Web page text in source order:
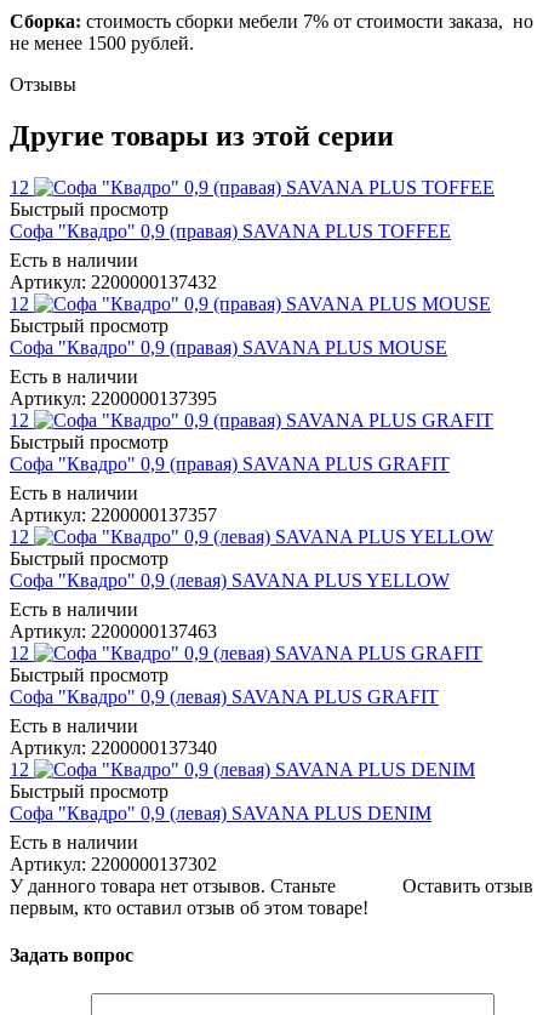
Сборка: стоимость сборки мебели 7% от стоимости заказа, но
не менее 1500 рублей.
Отзывы
Другие товары из этой серии
12
Быстрый просмотр
Софа "Квадро" 0,9 (правая) SAVANA PLUS TOFFEE
Есть в наличии
Артикул: 2200000137432
12
Быстрый просмотр
Софа "Квадро" 0,9 (правая) SAVANA PLUS MOUSE
Есть в наличии
Артикул: 2200000137395
12
Быстрый просмотр
Софа "Квадро" 0,9 (правая) SAVANA PLUS GRAFIT
Есть в наличии
Артикул: 2200000137357
12
Быстрый просмотр
Софа "Квадро" 0,9 (левая) SAVANA PLUS YELLOW
Есть в наличии
Артикул: 2200000137463
12
Быстрый просмотр
Софа "Квадро" 0,9 (левая) SAVANA PLUS GRAFIT
Есть в наличии
Артикул: 2200000137340
12
Быстрый просмотр
Софа "Квадро" 0,9 (левая) SAVANA PLUS DENIM
Есть в наличии
Артикул: 2200000137302
Оставить отзыв
У данного товара нет отзывов. Станьте
первым, кто оставил отзыв об этом товаре!
Задать вопрос